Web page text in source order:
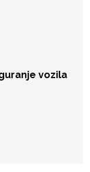
vozila